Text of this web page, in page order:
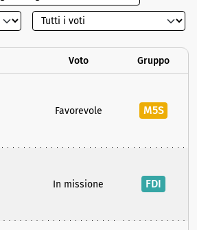
Voto Gruppo
Favorevole M5S
In missione FDI